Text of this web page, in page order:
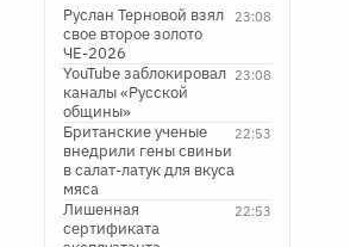
23:08
Руслан Терновой взял
свое второе золото
ЧЕ-2026
23:08
YouTube заблокировал
каналы «Русской
общины»
22:53
Британские ученые
внедрили гены свиньи
в салат-латук для вкуса
мяса
22:53
Лишенная
сертификата